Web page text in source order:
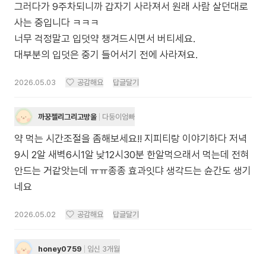
그러다가 9주차되니까 갑자기 사라져서 원래 사람 살던대로
사는 중입니다 ㅋㅋㅋ
너무 걱정말고 입덧약 챙겨드시면서 버티세요.
대부분의 입덧은 중기 들어서기 전에 사라져요.
2026.05.03 공감해요 답글달기
까꿍젤리그리고방울 다둥이엄빠
약 먹는 시간조절을 좀해보세요!! 지피티랑 이야기하다 저녁
9시 2알 새벽6시1알 낮12시30분 한알먹으래서 먹는데 전혀
안드는 거같앗는데 ㅠㅠ종종 효과잇댜 생각드는 슌간도 생기
네요
2026.05.02 공감해요 답글달기
honey0759 임신 3개월